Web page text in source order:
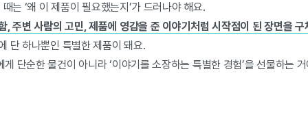
는 ‘왜 이 제품이 필요했는지’가 드러나야 해요.
, 주변 사람의 고민, 제품에 영감을 준 이야기처럼 시작점이 된 장면을
단 하나뿐인 특별한 제품이 돼요.
단순한 물건이 아니라 ‘이야기를 소장하는 특별한 경험’을 선물하는